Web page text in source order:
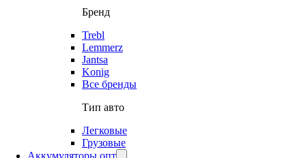
Бренд
Trebl
Lemmerz
Jantsa
Konig
Все бренды
Тип авто
Легковые
Грузовые
Аккумуляторы опт